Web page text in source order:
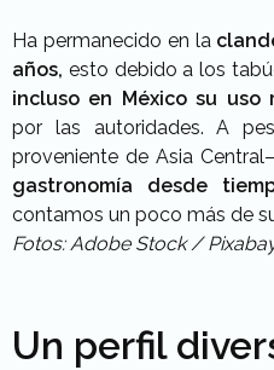
Ha permanecido en la
años, esto debido a los
incluso en México su uso
por las autoridades. A
proveniente de Asia
gastronomía desde
contamos un poco más de
Fotos: Adobe Stock /
Un perfil